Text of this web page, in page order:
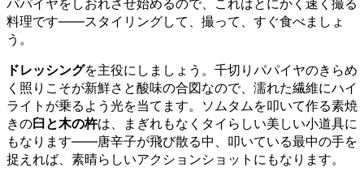
料理です——スタイリングして、撮って、すぐ食べましょ
う。
ドレッシングを主役にしましょう。千切りパパイヤのきらめ
く照りこそが新鮮さと酸味の合図なので、濡れた繊維にハイ
ライトが乗るよう光を当てます。ソムタムを叩いて作る素焼
きの臼と木の杵は、まぎれもなくタイらしい美しい小道具に
もなります——唐辛子が飛び散る中、叩いている最中の手を
捉えれば、素晴らしいアクションショットにもなります。